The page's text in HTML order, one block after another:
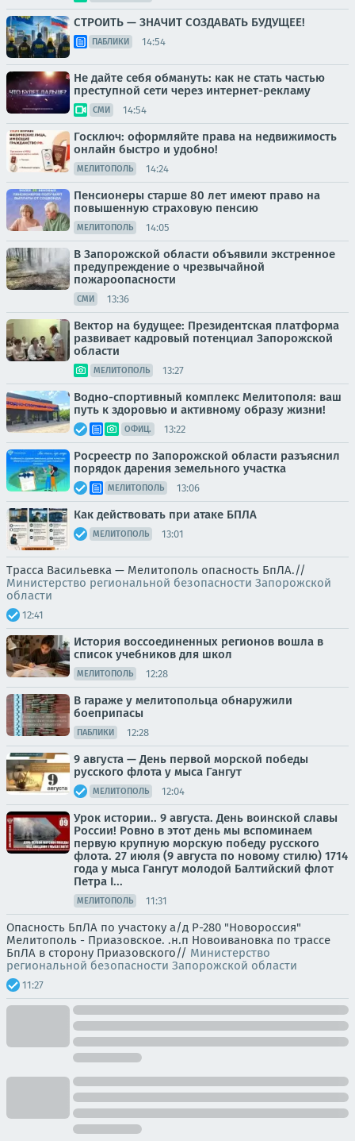
СТРОИТЬ — ЗНАЧИТ СОЗДАВАТЬ БУДУЩЕЕ!
ПАБЛИКИ 14:54
Не дайте себя обмануть: как не стать частью
преступной сети через интернет-рекламу
СМИ 14:54
Госключ: оформляйте права на недвижимость
онлайн быстро и удобно!
МЕЛИТОПОЛЬ 14:24
Пенсионеры старше 80 лет имеют право на
повышенную страховую пенсию
МЕЛИТОПОЛЬ 14:05
В Запорожской области объявили экстренное
предупреждение о чрезвычайной
пожароопасности
СМИ 13:36
Вектор на будущее: Президентская платформа
развивает кадровый потенциал Запорожской
области
МЕЛИТОПОЛЬ 13:27
Водно-спортивный комплекс Мелитополя: ваш
путь к здоровью и активному образу жизни!
ОФИЦ. 13:22
Росреестр по Запорожской области разъяснил
порядок дарения земельного участка
МЕЛИТОПОЛЬ 13:06
Как действовать при атаке БПЛА
МЕЛИТОПОЛЬ 13:01
Трасса Васильевка — Мелитополь опасность БпЛА.//
Министерство региональной безопасности Запорожской
области
12:41
История воссоединенных регионов вошла в
список учебников для школ
МЕЛИТОПОЛЬ 12:28
В гараже у мелитопольца обнаружили
боеприпасы
ПАБЛИКИ 12:28
9 августа — День первой морской победы
русского флота у мыса Гангут
МЕЛИТОПОЛЬ 12:04
Урок истории.. 9 августа. День воинской славы
России! Ровно в этот день мы вспоминаем
первую крупную морскую победу русского
флота. 27 июля (9 августа по новому стилю) 1714
года у мыса Гангут молодой Балтийский флот
Петра I...
МЕЛИТОПОЛЬ 11:31
Опасность БпЛА по участоку а/д Р-280 "Новороссия"
Мелитополь - Приазовское. .н.п Новоивановка по трассе
БпЛА в сторону Приазовского// Министерство
региональной безопасности Запорожской области
11:27